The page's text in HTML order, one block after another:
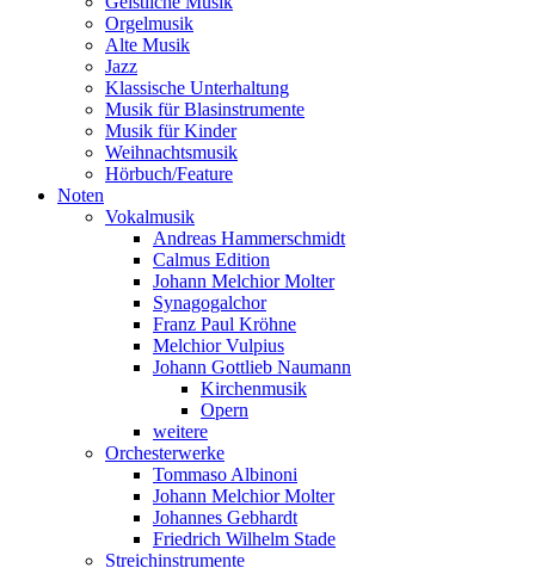
Orgelmusik
Alte Musik
Jazz
Klassische Unterhaltung
Musik für Blasinstrumente
Musik für Kinder
Weihnachtsmusik
Hörbuch/Feature
Noten
Vokalmusik
Andreas Hammerschmidt
Calmus Edition
Johann Melchior Molter
Synagogalchor
Franz Paul Kröhne
Melchior Vulpius
Johann Gottlieb Naumann
Kirchenmusik
Opern
weitere
Orchesterwerke
Tommaso Albinoni
Johann Melchior Molter
Johannes Gebhardt
Friedrich Wilhelm Stade
Streichinstrumente